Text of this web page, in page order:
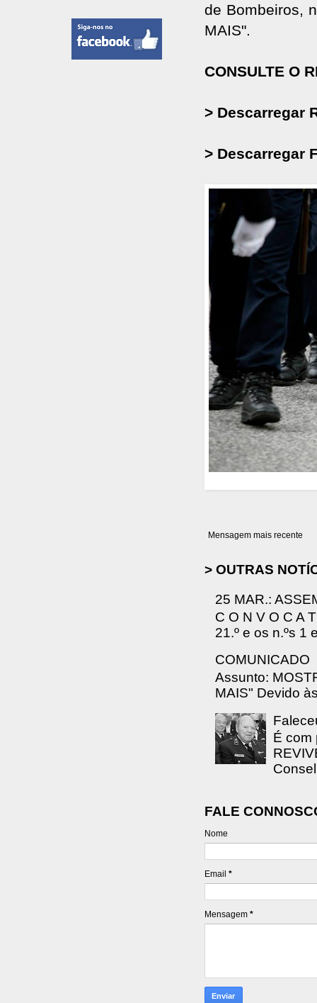
de Bombeiros,
MAIS".
CONSULTE O
> Descarregar
> Descarregar
Mensagem mais recente
> OUTRAS
25 MAR.:
C O N V O C A
21.º e os n.ºs 1
COMUNICADO
Assunto:
MAIS" Devido
É com
FALE
Nome
Email *
Mensagem *